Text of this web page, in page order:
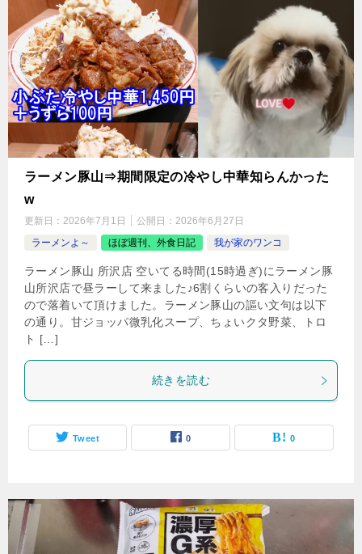
ラーメン豚山⇒期間限定の冷やし中華知らんかった
w
更新日： 2026年7月1日 公開日： 2026年6月27日
ラーメンよ～
ほぼ週刊、外食日記 我が家のワンコ
ラーメン豚山 所沢店 空いてる時間(15時過ぎ)にラーメン豚
山所沢店で昼ラーして来ました♪6割くらいの客入りだった
ので落着いて頂けました。ラーメン豚山の謳い文句は以下
の通り。甘ジョッパ微乳化スープ、ちょいクタ野菜、トロ
ト […]
続きを読む
Tweet 0 0